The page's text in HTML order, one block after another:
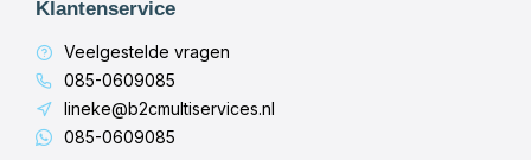
Klantenservice
Veelgestelde vragen
085-0609085
lineke@b2cmultiservices.nl
085-0609085